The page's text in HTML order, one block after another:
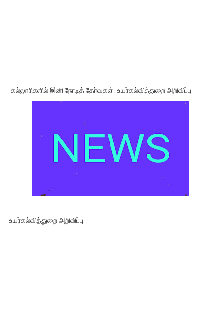
கல்லூரிகளில் இனி நேரடித் தேர்வுகள் : உயர்கல்வித்துறை அறிவிப்பு
உயர்கல்வித்துறை அறிவிப்பு